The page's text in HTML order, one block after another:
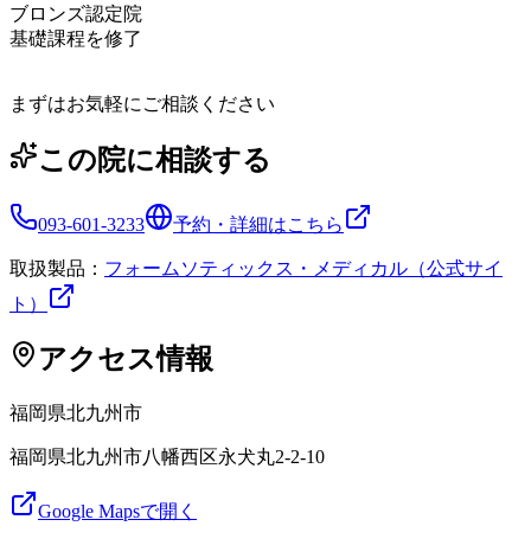
ブロンズ認定院
基礎課程を修了
まずはお気軽にご相談ください
この院に相談する
093-601-3233 予約・詳細はこちら
取扱製品： フォームソティックス・メディカル（公式サイ
ト）
アクセス情報
福岡県北九州市
福岡県北九州市八幡西区永犬丸2-2-10
Google Mapsで開く